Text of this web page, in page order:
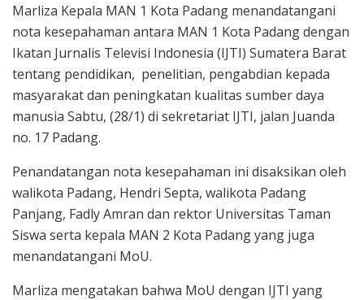
Marliza Kepala MAN 1 Kota Padang menandatangani
nota kesepahaman antara MAN 1 Kota Padang dengan
Ikatan Jurnalis Televisi Indonesia (IJTI) Sumatera Barat
tentang pendidikan, penelitian, pengabdian kepada
masyarakat dan peningkatan kualitas sumber daya
manusia Sabtu, (28/1) di sekretariat IJTI, jalan Juanda
no. 17 Padang.
Penandatangan nota kesepahaman ini disaksikan oleh
walikota Padang, Hendri Septa, walikota Padang
Panjang, Fadly Amran dan rektor Universitas Taman
Siswa serta kepala MAN 2 Kota Padang yang juga
menandatangani MoU.
Marliza mengatakan bahwa MoU dengan IJTI yang